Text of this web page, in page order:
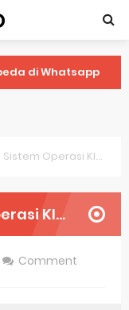
di Whatsapp
10
10
Klasik Yang Masih Bisa Dipakai
Bisa Dipakai
Comment